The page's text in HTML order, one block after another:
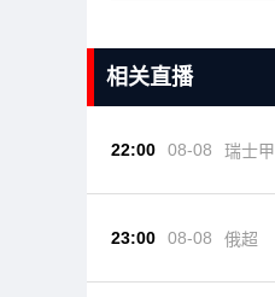
相关直播
22:00 08-08 瑞士甲
23:00 08-08 俄超